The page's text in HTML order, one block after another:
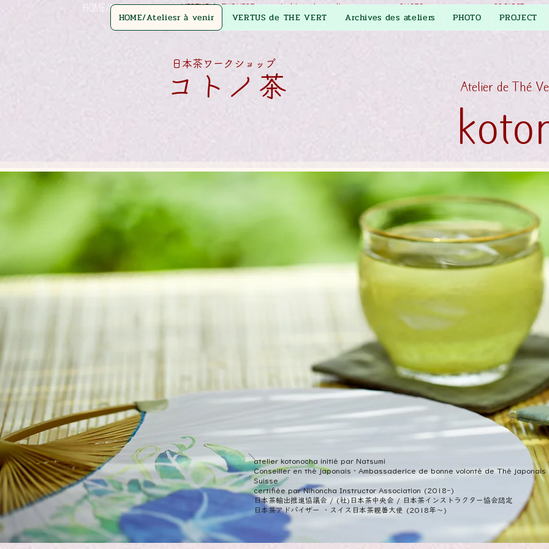
HOME/Ateliesr à venir VERTUS de THE VERT Archives des ateliers PHOTO PROJECT
HOME/Ateliesr à venir VERTUS de THE VERT Archives des ateliers PHOTO PROJECT
日本茶ワークショップ
コトノ茶 ​Atelier de Thé
atelier kotonocha initié par Natsumi
Conseiller en thé japonais・ Ambassaderice de bonne volonté de Thé japonais
Suisse
certifiée par Nihoncha Instructor Association (2018-)
日本茶輸出推進協議会 / (社)日本茶中央会 / 日本茶インストラクター協会認定
日本茶アドバイザー ・スイス日本茶親善大使 (2018年〜)